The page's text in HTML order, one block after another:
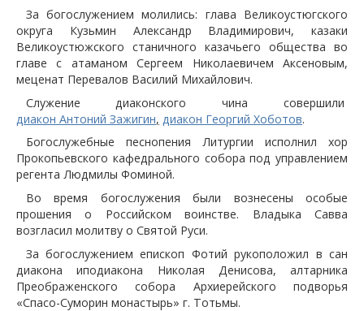
За богослужением молились: глава Великоустюгского
округа Кузьмин Александр Владимирович, казаки
Великоустюжского станичного казачьего общества во
главе с атаманом Сергеем Николаевичем Аксеновым,
меценат Перевалов Василий Михайлович.
Служение диаконского чина совершили
диакон Антоний Зажигин, диакон Георгий Хоботов.
Богослужебные песнопения Литургии исполнил хор
Прокопьевского кафедрального собора под управлением
регента Людмилы Фоминой.
Во время богослужения были вознесены особые
прошения о Российском воинстве. Владыка Савва
возгласил молитву о Святой Руси.
За богослужением епископ Фотий рукоположил в сан
диакона иподиакона Николая Денисова, алтарника
Преображенского собора Архиерейского подворья
«Спасо-Суморин монастырь» г. Тотьмы.